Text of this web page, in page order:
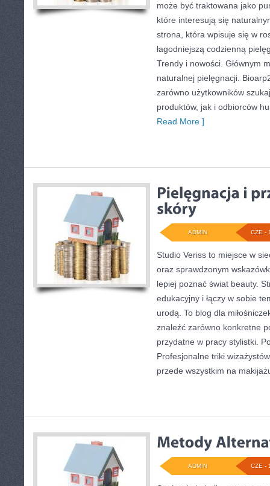
może być traktowana jako
które interesują się
strona, która wpisuje się w
łagodniejszą codzienną
Trendy i nowości. Głównym
naturalnej pielęgnacji.
zarówno użytkowników
produktów, jak i odbiorców
Read More ]
CZE -
ADMIN
Studio Veriss to miejsce w
oraz sprawdzonym
lepiej poznać świat beauty.
edukacyjny i łączy w sobie
urodą. To blog dla
znaleźć zarówno konkretne
przydatne w pracy stylistki.
Profesjonalne triki
przede wszystkim na
CZE -
ADMIN